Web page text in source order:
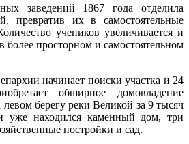
заведений 1867 года отделила
превратив их в самостоятельные
учеников увеличивается и
более просторном и самостоятельном
начинает поиски участка и 24
обширное домовладение
берегу реки Великой за 9 тысяч
уже находился каменный дом, три
постройки и сад.